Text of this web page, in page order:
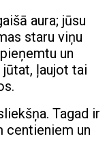
aura; jūsu
staru viņu
un
ļaujot tai
Tagad ir
centieniem un